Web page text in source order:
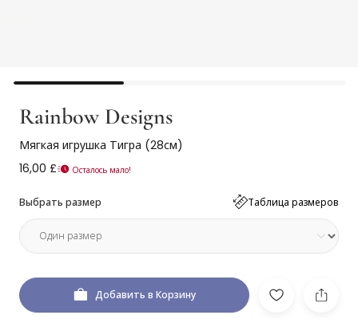
Rainbow Designs
Мягкая игрушка Тигра (28см)
16,00 £
Осталось мало!
Выбрать размер Таблица размеров
Добавить в Корзину